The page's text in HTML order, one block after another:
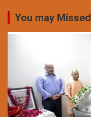
You may Missed